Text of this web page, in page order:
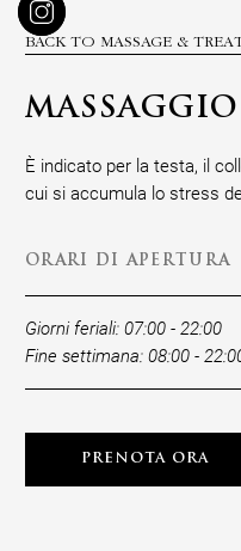
BACK TO MASSAGE &
È indicato per la testa, il
cui si accumula lo stress
ORARI DI APERTURA
Giorni feriali: 07:00 - 22:00
Fine settimana: 08:00 -
PRENOTA ORA